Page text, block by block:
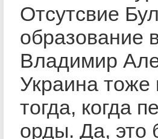
Отcутсвие
образование
Владимир
Украина
тогда, когда
орды. Да, это